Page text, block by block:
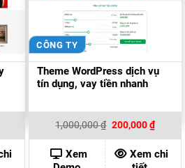
₫.
CÔNG TY
Theme WordPress dịch vụ
tín dụng, vay tiền nhanh
1,000,000₫ Giá
là:
1,000,000 ₫.
200,000₫Giá
hiện
tại
là:
Xem
Xem chi